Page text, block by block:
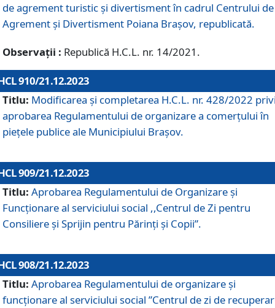
de agrement turistic și divertisment în cadrul Centrului de
Agrement și Divertisment Poiana Brașov, republicată.
Observații : Republică H.C.L. nr. 14/2021.
910/21.12.2023
Titlu: Modificarea și completarea H.C.L. nr. 428/2022
aprobarea Regulamentului de organizare a comerțului în
piețele publice ale Municipiului Braşov.
909/21.12.2023
Titlu: Aprobarea Regulamentului de Organizare și
Funcționare al serviciului social ,,Centrul de Zi pentru
Consiliere şi Sprijin pentru Părinţi şi Copii”.
908/21.12.2023
Titlu: Aprobarea Regulamentului de organizare şi
funcţionare al serviciului social ”Centrul de zi de